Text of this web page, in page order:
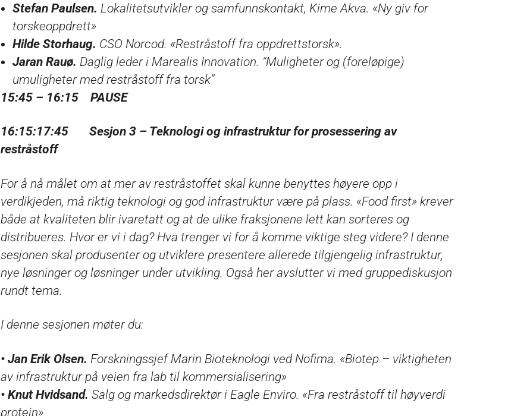
Stefan Paulsen. Lokalitetsutvikler og samfunnskontakt, Kime Akva. «Ny giv for
torskeoppdrett»
Hilde Storhaug. CSO Norcod. «Restråstoff fra oppdrettstorsk».
Jaran Rauø. Daglig leder i Marealis Innovation. “Muligheter og (foreløpige)
umuligheter med restråstoff fra torsk”
15:45 – 16:15 PAUSE
16:15:17:45 Sesjon 3 – Teknologi og infrastruktur for prosessering av
restråstoff
For å nå målet om at mer av restråstoffet skal kunne benyttes høyere opp i
verdikjeden, må riktig teknologi og god infrastruktur være på plass. «Food first» krever
både at kvaliteten blir ivaretatt og at de ulike fraksjonene lett kan sorteres og
distribueres. Hvor er vi i dag? Hva trenger vi for å komme viktige steg videre? I denne
sesjonen skal produsenter og utviklere presentere allerede tilgjengelig infrastruktur,
nye løsninger og løsninger under utvikling. Også her avslutter vi med gruppediskusjon
rundt tema.
I denne sesjonen møter du:
• Jan Erik Olsen. Forskningssjef Marin Bioteknologi ved Nofima. «Biotep – viktigheten
av infrastruktur på veien fra lab til kommersialisering»
• Knut Hvidsand. Salg og markedsdirektør i Eagle Enviro. «Fra restråstoff til høyverdi
protein»